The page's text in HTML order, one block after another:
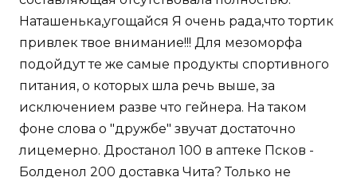
Наташенька,угощайся Я очень рада,что тортик
привлек твое внимание!!! Для мезоморфа
подойдут те же самые продукты спортивного
питания, о которых шла речь выше, за
исключением разве что гейнера. На таком
фоне слова о "дружбе" звучат достаточно
лицемерно. Дростанол 100 в аптеке Псков -
Болденол 200 доставка Чита? Только не